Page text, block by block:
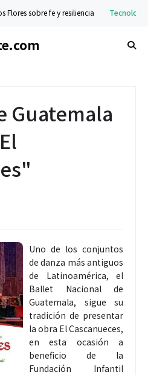
fe y resiliencia Tecnología La nueva
Guatemala
Uno de los conjuntos
de danza más antiguos
de Latinoamérica, el
Ballet Nacional de
Guatemala, sigue su
tradición de presentar
la obra El Cascanueces,
en esta ocasión a
beneficio de la
Fundación Infantil